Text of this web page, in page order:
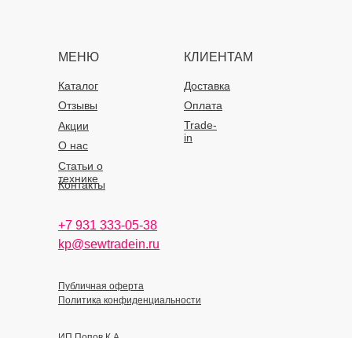
МЕНЮ КЛИЕНТАМ
Каталог
О нас
Доставка
Статьи о
технике
Оплата
Отзывы
Акции
Контакты
Trade-
in
+7 931 333-05-38
kp@sewtradein.ru
Политика конфиденциальности
Публичная оферта